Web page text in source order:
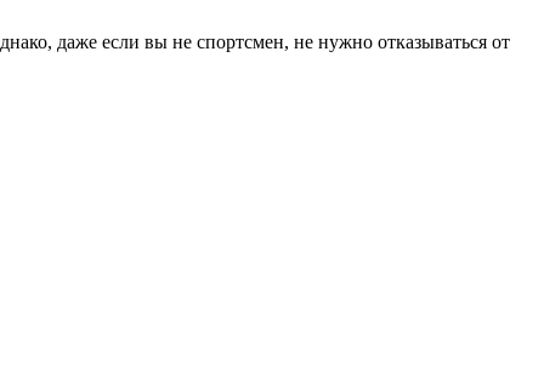
даже если вы не спортсмен, не нужно отказываться от